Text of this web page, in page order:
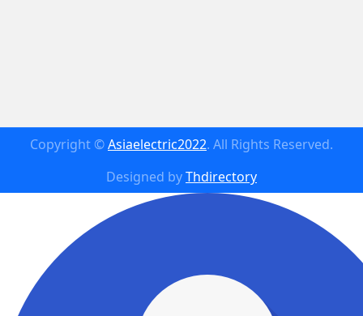
Copyright ©Asiaelectric2022. All Rights Reserved.
Designed byThdirectory